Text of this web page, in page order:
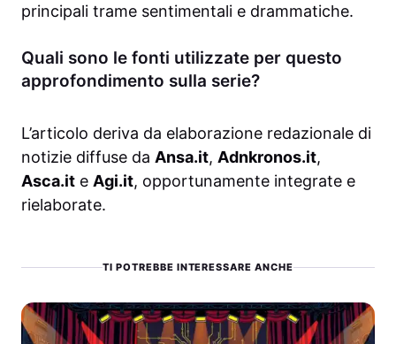
principali trame sentimentali e drammatiche.
Quali sono le fonti utilizzate per questo
approfondimento sulla serie?
L’articolo deriva da elaborazione redazionale di
notizie diffuse da Ansa.it, Adnkronos.it,
Asca.it e Agi.it, opportunamente integrate e
rielaborate.
TI POTREBBE INTERESSARE ANCHE